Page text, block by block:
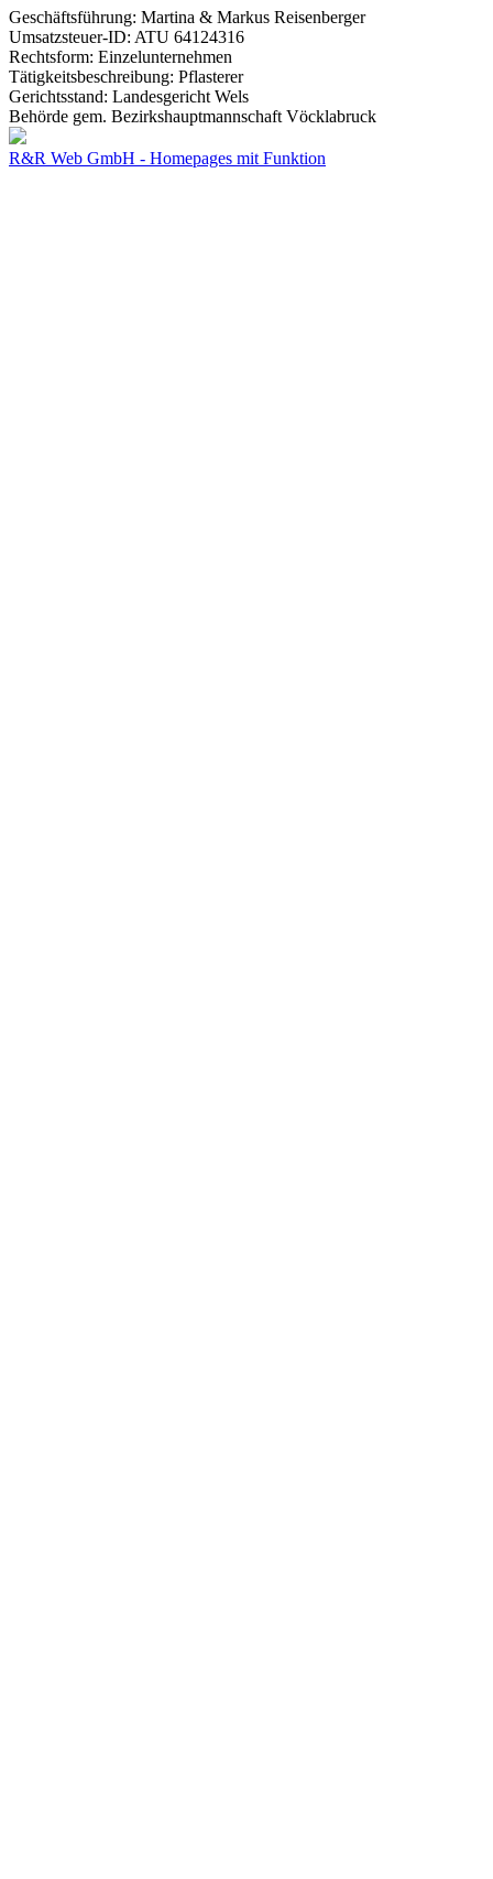
Geschäftsführung: Martina & Markus Reisenberger
Umsatzsteuer-ID: ATU 64124316
Rechtsform: Einzelunternehmen
Tätigkeitsbeschreibung: Pflasterer
Gerichtsstand: Landesgericht Wels
Behörde gem. Bezirkshauptmannschaft Vöcklabruck
R&R Web GmbH - Homepages mit Funktion